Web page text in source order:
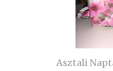
Asztali